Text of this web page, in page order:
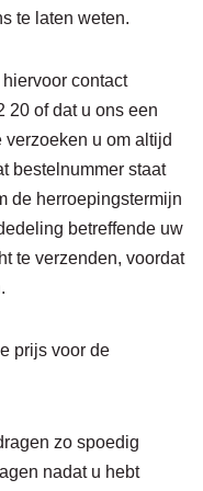
te laten weten.
contact
20 of dat u ons een
verzoeken u om altijd
bestelnummer staat
de herroepingstermijn
betreffende uw
te verzenden, voordat
prijs voor de
zo spoedig
nadat u hebt